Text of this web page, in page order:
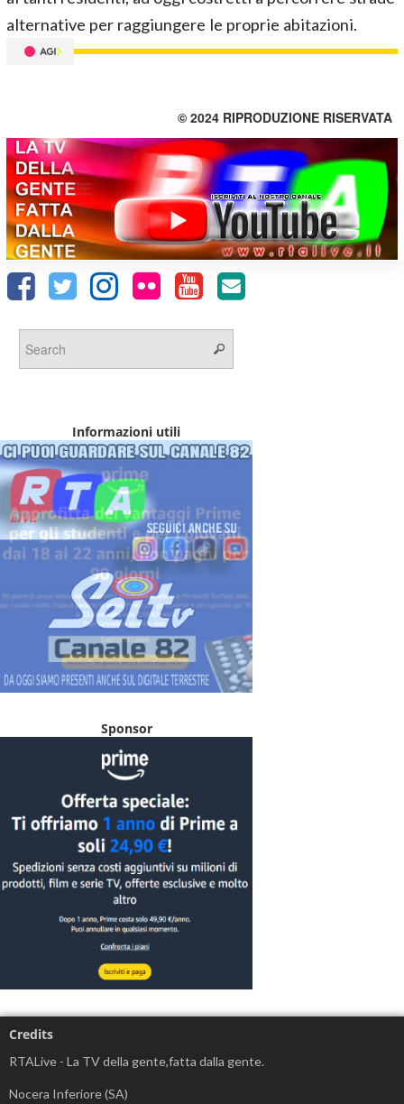
alternative per raggiungere le proprie abitazioni.
© 2024 RIPRODUZIONE RISERVATA
Informazioni utili
Sponsor
Credits
RTALive - La TV della gente,fatta dalla gente.
Nocera Inferiore (SA)